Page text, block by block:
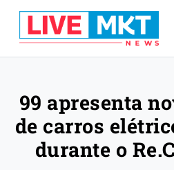
99 apresenta
de carros
durante o